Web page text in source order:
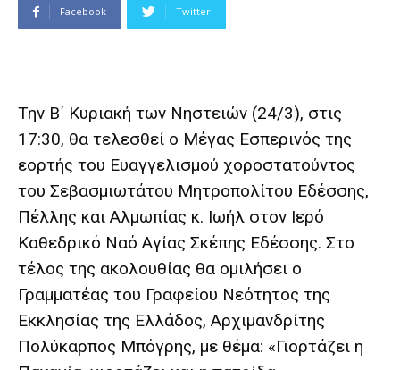
Facebook Twitter
Την Β΄ Κυριακή των Νηστειών (24/3), στις
17:30, θα τελεσθεί ο Μέγας Εσπερινός της
εορτής του Ευαγγελισμού χοροστατούντος
του Σεβασμιωτάτου Μητροπολίτου Εδέσσης,
Πέλλης και Αλμωπίας κ. Ιωήλ στον Ιερό
Καθεδρικό Ναό Αγίας Σκέπης Εδέσσης. Στο
τέλος της ακολουθίας θα ομιλήσει ο
Γραμματέας του Γραφείου Νεότητος της
Εκκλησίας της Ελλάδος, Αρχιμανδρίτης
Πολύκαρπος Μπόγρης, με θέμα: «Γιορτάζει η